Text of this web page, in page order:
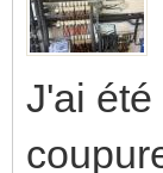
J'ai